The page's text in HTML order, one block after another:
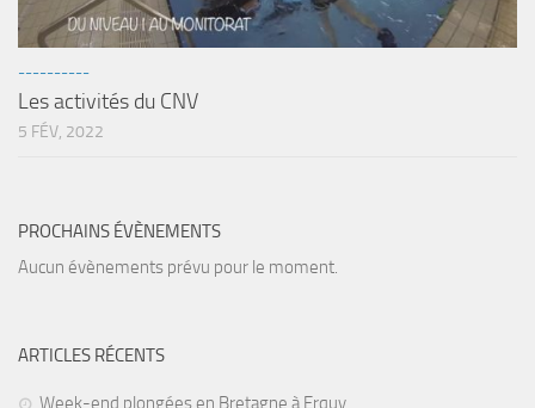
APNEE
Sorties 2026
Sorties 2025
----------
Les activités du CNV
5 FÉV, 2022
PROCHAINS ÉVÈNEMENTS
Aucun évènements prévu pour le moment.
ARTICLES RÉCENTS
Week-end plongées en Bretagne à Erquy